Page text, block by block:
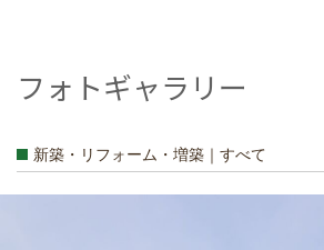
フォトギャラリー
新築・リフォーム・増築｜すべて